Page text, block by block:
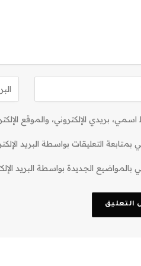
بريدي الإلكتروني، والموقع
بمتابعة التعليقات بواسطة البريد
بالمواضيع الجديدة بواسطة البريد